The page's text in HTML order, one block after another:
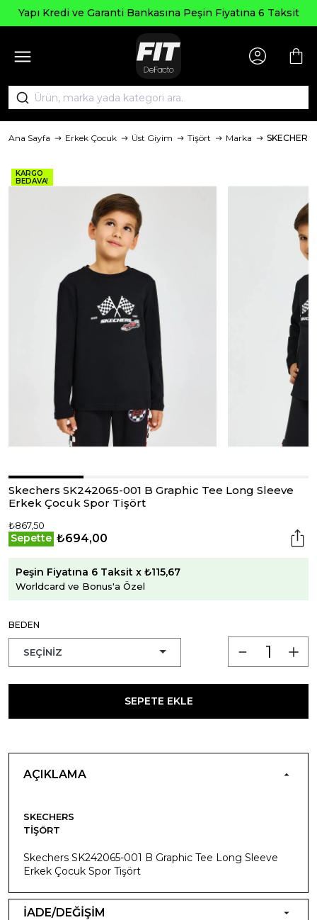
Yapı Kredi ve Garanti Bankasına Peşin Fiyatına 6 Taksit
Ana Sayfa Erkek Çocuk Üst Giyim Tişört Marka SKECHERS
KARGO
BEDAVA!
Skechers SK242065-001 B Graphic Tee Long Sleeve
Erkek Çocuk Spor Tişört
₺867,50
Sepette ₺694,00
Peşin Fiyatına 6 Taksit x ₺115,67
Worldcard ve Bonus'a Özel
BEDEN
SEPETE EKLE
AÇIKLAMA
SKECHERS
TIŞÖRT
Skechers SK242065-001 B Graphic Tee Long Sleeve
Erkek Çocuk Spor Tişört
İADE/DEĞİŞİM